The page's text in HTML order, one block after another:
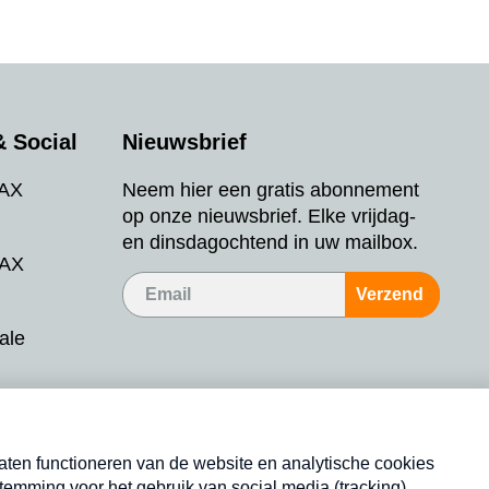
Social Nieuwsbrief
Neem hier een gratis abonnement
op onze nieuwsbrief. Elke vrijdag-
en dinsdagochtend in uw mailbox.
Verzend
Nieuwsbrief